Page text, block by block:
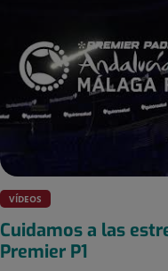
de
julio
de
2026
VÍDEOS
Cuidamos a las
Premier P1